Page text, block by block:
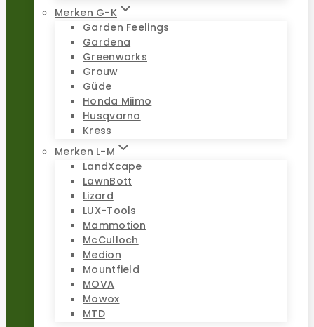
Merken G-K
Garden Feelings
Gardena
Greenworks
Grouw
Güde
Honda Miimo
Husqvarna
Kress
Merken L-M
LandXcape
LawnBott
Lizard
LUX-Tools
Mammotion
McCulloch
Medion
Mountfield
MOVA
Mowox
MTD